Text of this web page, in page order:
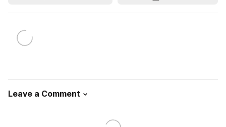
Leave a Comment